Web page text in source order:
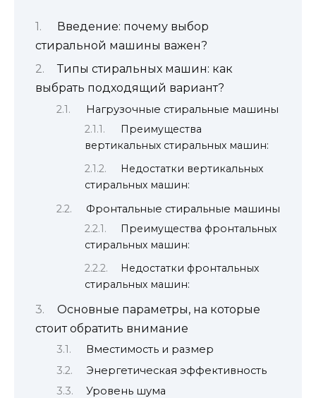
Введение: почему выбор
стиральной машины важен?
Типы стиральных машин: как
выбрать подходящий вариант?
Нагрузочные стиральные машины
Преимущества
вертикальных стиральных машин:
Недостатки вертикальных
стиральных машин:
Фронтальные стиральные машины
Преимущества фронтальных
стиральных машин:
Недостатки фронтальных
стиральных машин:
Основные параметры, на которые
стоит обратить внимание
Вместимость и размер
Энергетическая эффективность
Уровень шума